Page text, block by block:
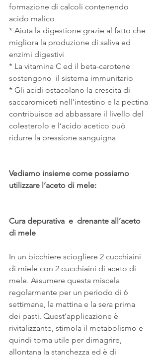
formazione di calcoli contenendo
acido malico
* Aiuta la digestione grazie al fatto che
migliora la produzione di saliva ed
enzimi digestivi
* La vitamina C ed il beta-carotene
sostengono  il sistema immunitario
* Gli acidi ostacolano la crescita di
saccaromiceti nell’intestino e la pectina
contribuisce ad abbassare il livello del
colesterolo e l’acido acetico può
ridurre la pressione sanguigna
Vediamo insieme come possiamo
utilizzare l’aceto di mele:
Cura depurativa  e  drenante all’aceto
di mele
In un bicchiere sciogliere 2 cucchiaini
di miele con 2 cucchiaini di aceto di
mele. Assumere questa miscela
regolarmente per un periodo di 6
settimane, la mattina e la sera prima
dei pasti. Quest’applicazione è
rivitalizzante, stimola il metabolismo e
quindi torna utile per dimagrire,
allontana la stanchezza ed è di